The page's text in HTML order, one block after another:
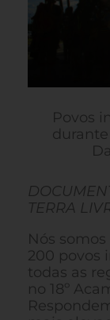
Povos
durante
TERRA
Nós
200 povos
todas as
no 18º